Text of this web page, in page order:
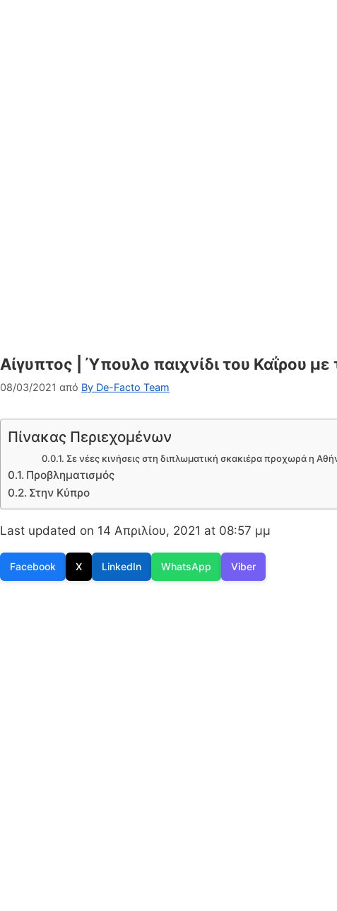
Αίγυπτος | Ύπουλο παιχνίδι του Καΐρου
08/03/2021 από By De-Facto Team
Πίνακας Περιεχομένων
Σε νέες κινήσεις στη διπλωματική σκακιέρα προχωρά η
Προβληματισμός
Στην Κύπρο
Last updated on 14 Απριλίου, 2021 at 08:57 μμ
Facebook X LinkedIn WhatsApp Viber